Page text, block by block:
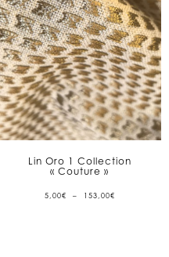
Lin Oro 1 Collection
« Couture »
5,00€ – 153,00€PLAGE
DE